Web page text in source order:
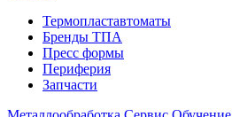
Термопластавтоматы
Бренды ТПА
Пресс формы
Периферия
Запчасти